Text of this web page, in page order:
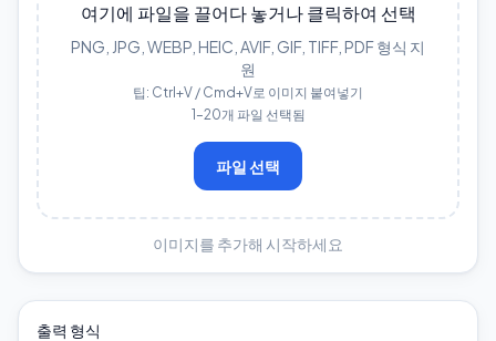
여기에 파일을 끌어다 놓거나 클릭하여 선택
PNG, JPG, WEBP, HEIC, AVIF, GIF, TIFF, PDF 형식 지
원
팁: Ctrl+V / Cmd+V로 이미지 붙여넣기
1–20개 파일 선택됨
파일 선택
이미지를 추가해 시작하세요
출력 형식